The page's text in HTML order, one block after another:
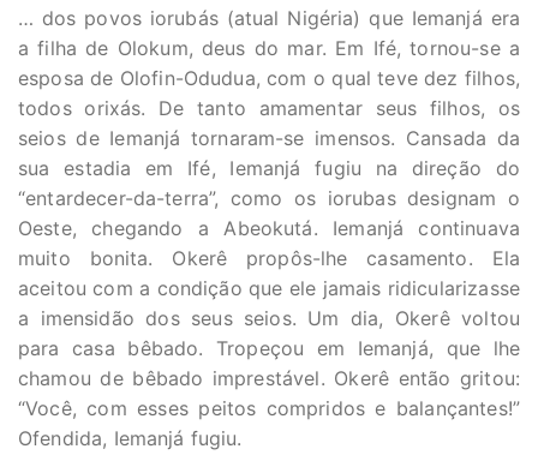
… dos povos iorubás (atual Nigéria) que Iemanjá era
a filha de Olokum, deus do mar. Em Ifé, tornou-se a
esposa de Olofin-Odudua, com o qual teve dez filhos,
todos orixás. De tanto amamentar seus filhos, os
seios de Iemanjá tornaram-se imensos. Cansada da
sua estadia em Ifé, Iemanjá fugiu na direção do
“entardecer-da-terra”, como os iorubas designam o
Oeste, chegando a Abeokutá. Iemanjá continuava
muito bonita. Okerê propôs-lhe casamento. Ela
aceitou com a condição que ele jamais ridicularizasse
a imensidão dos seus seios. Um dia, Okerê voltou
para casa bêbado. Tropeçou em Iemanjá, que lhe
chamou de bêbado imprestável. Okerê então gritou:
“Você, com esses peitos compridos e balançantes!”
Ofendida, Iemanjá fugiu.